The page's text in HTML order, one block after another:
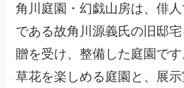
角川庭園・幻戯山房は、俳
である故角川源義氏の旧邸
贈を受け、整備した庭園で
草花を楽しめる庭園と、展